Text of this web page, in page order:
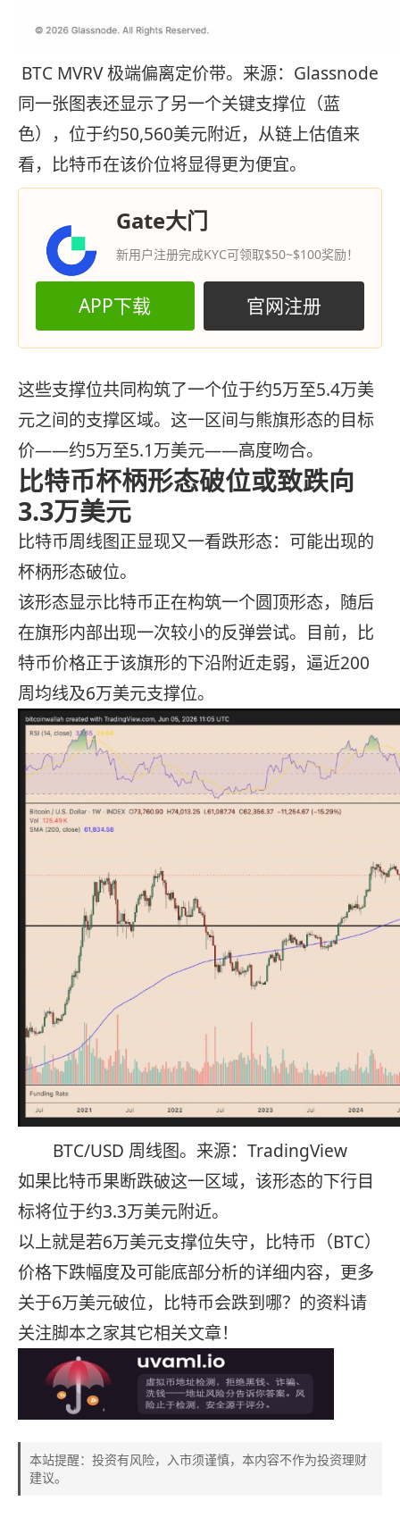
BTC MVRV 极端偏离定价带。来源：Glassnode
同一张图表还显示了另一个关键支撑位（蓝
色），位于约50,560美元附近，从链上估值来
看，比特币在该价位将显得更为便宜。
Gate大门
新用户注册完成KYC可领取$50~$100奖励！
APP下载 官网注册
这些支撑位共同构筑了一个位于约5万至5.4万美
元之间的支撑区域。这一区间与熊旗形态的目标
价——约5万至5.1万美元——高度吻合。
比特币杯柄形态破位或致跌向
3.3万美元
比特币周线图正显现又一看跌形态：可能出现的
杯柄形态破位。
该形态显示比特币正在构筑一个圆顶形态，随后
在旗形内部出现一次较小的反弹尝试。目前，比
特币价格正于该旗形的下沿附近走弱，逼近200
周均线及6万美元支撑位。
BTC/USD 周线图。来源：TradingView
如果比特币果断跌破这一区域，该形态的下行目
标将位于约3.3万美元附近。
以上就是若6万美元支撑位失守，比特币（BTC）
价格下跌幅度及可能底部分析的详细内容，更多
关于6万美元破位，比特币会跌到哪？的资料请
关注脚本之家其它相关文章！
本站提醒：投资有风险，入市须谨慎，本内容不作为投资理财
建议。